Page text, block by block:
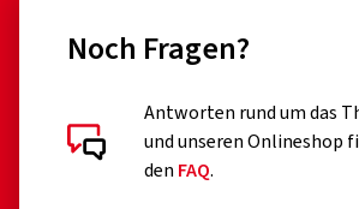
Noch Fragen?
Antworten rund um das
und unseren Onlineshop
den FAQ.